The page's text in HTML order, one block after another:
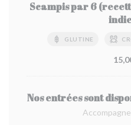
Scampis par 6
GLUTINE
Nos entrées sont